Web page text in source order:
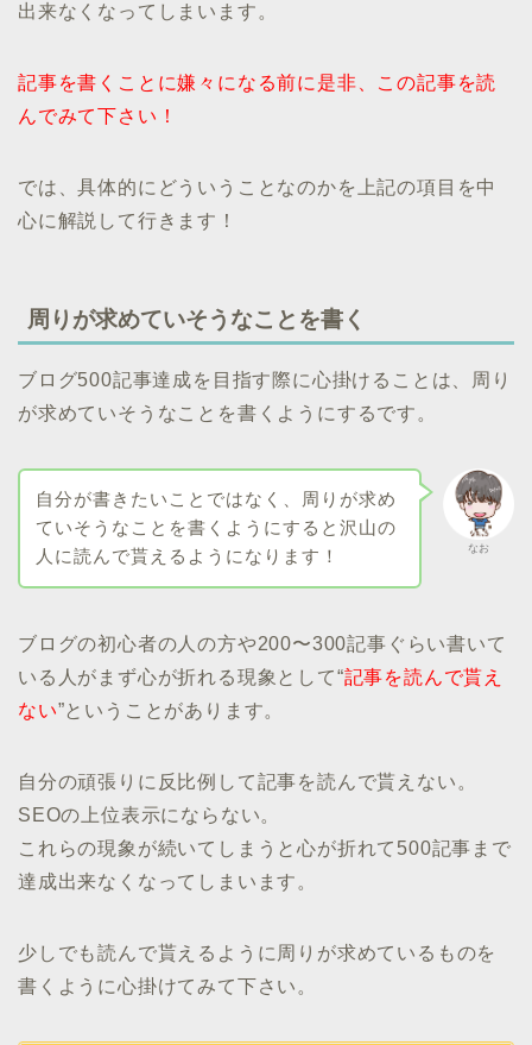
出来なくなってしまいます。
記事を書くことに嫌々になる前に是非、この記事を読
んでみて下さい！
では、具体的にどういうことなのかを上記の項目を中
心に解説して行きます！
周りが求めていそうなことを書く
ブログ500記事達成を目指す際に心掛けることは、周り
が求めていそうなことを書くようにするです。
なお
自分が書きたいことではなく、周りが求め
ていそうなことを書くようにすると沢山の
人に読んで貰えるようになります！
ブログの初心者の人の方や200〜300記事ぐらい書いて
いる人がまず心が折れる現象として“記事を読んで貰え
ない”ということがあります。
自分の頑張りに反比例して記事を読んで貰えない。
SEOの上位表示にならない。
これらの現象が続いてしまうと心が折れて500記事まで
達成出来なくなってしまいます。
少しでも読んで貰えるように周りが求めているものを
書くように心掛けてみて下さい。